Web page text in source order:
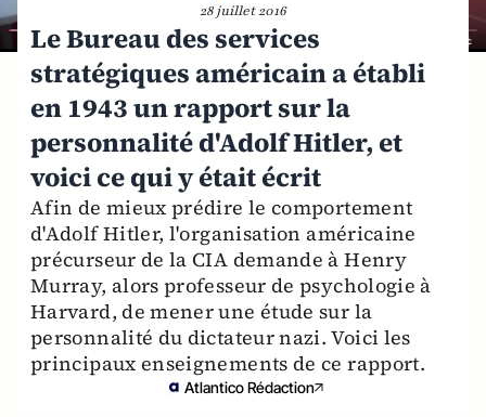
28 juillet 2016
Le Bureau des services
stratégiques américain a établi
en 1943 un rapport sur la
personnalité d'Adolf Hitler, et
voici ce qui y était écrit
Afin de mieux prédire le comportement
d'Adolf Hitler, l'organisation américaine
précurseur de la CIA demande à Henry
Murray, alors professeur de psychologie à
Harvard, de mener une étude sur la
personnalité du dictateur nazi. Voici les
principaux enseignements de ce rapport.
Atlantico Rédaction